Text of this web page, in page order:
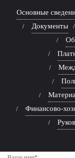
Основные
Документы
Финансово-